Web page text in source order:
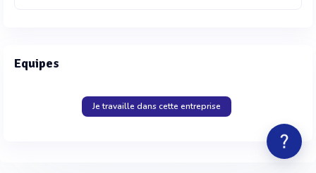
Equipes
Je travaille dans cette entreprise